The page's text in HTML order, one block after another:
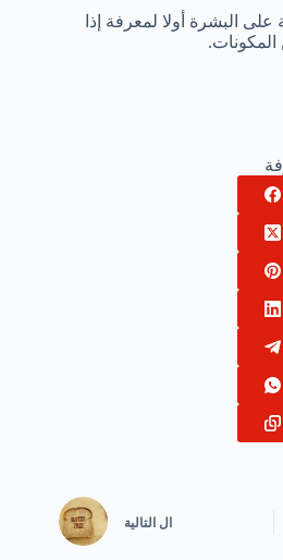
البشرة أولا لمعرفة إذا
ال التالية